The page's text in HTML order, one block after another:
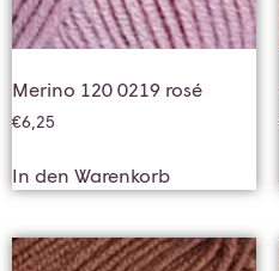
Merino 120 0219 rosé
€6,25
In den Warenkorb